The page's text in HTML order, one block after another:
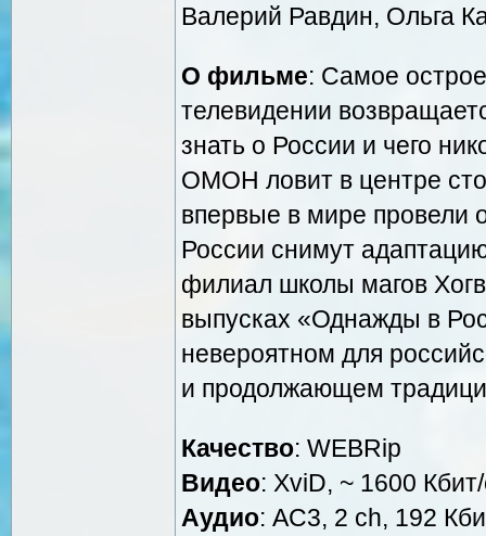
Валерий Равдин, Ольга
О фильме: Самое
телевидении
знать о России и чего
ОМОН ловит в центре
впервые в мире провели
России снимут
филиал школы магов
выпусках «Однажды в
невероятном для
и продолжающем
Качество: WEBRip
Видео: XviD, ~ 1600
Аудио: AC3, 2 ch, 192